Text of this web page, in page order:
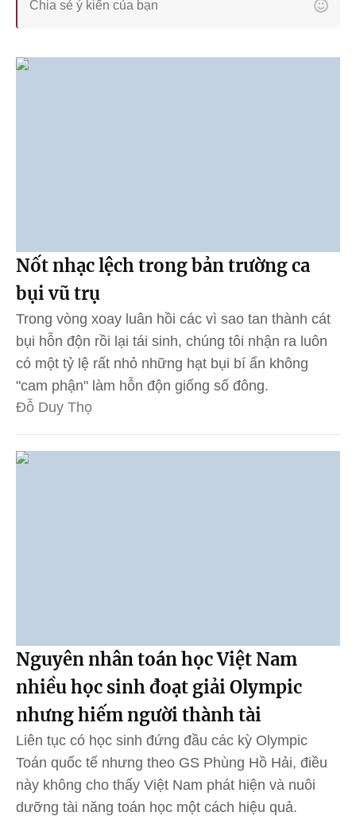
Nốt nhạc lệch trong bản trường ca
bụi vũ trụ
Trong vòng xoay luân hồi các vì sao tan thành cát
bụi hỗn độn rồi lại tái sinh, chúng tôi nhận ra luôn
có một tỷ lệ rất nhỏ những hạt bụi bí ẩn không
"cam phận" làm hỗn độn giống số đông.
Đỗ Duy Thọ
Nguyên nhân toán học Việt Nam
nhiều học sinh đoạt giải Olympic
nhưng hiếm người thành tài
Liên tục có học sinh đứng đầu các kỳ Olympic
Toán quốc tế nhưng theo GS Phùng Hồ Hải, điều
này không cho thấy Việt Nam phát hiện và nuôi
dưỡng tài năng toán học một cách hiệu quả.